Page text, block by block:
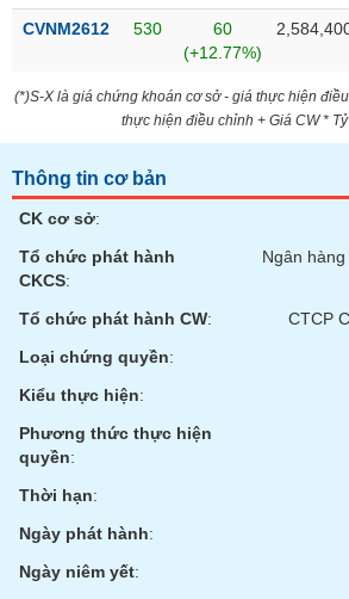
CVNM2612 530
60
(+12.77%)
(*)S-X là giá chứng khoán cơ sở - giá thực hiện
thực hiện điều chỉnh + Giá CW *
Thông tin cơ bản
CK cơ sở:
Tổ chức phát hành
CKCS:
Ngân
Tổ chức phát hành CW: CTCP
Loại chứng quyền:
Kiểu thực hiện:
Phương thức thực hiện
quyền:
Thời hạn:
Ngày phát hành:
Ngày niêm yết:
giả
(-)
Báo
phân
tích
(-)
Thuật
ngữ
Dịch
vụ
Đào